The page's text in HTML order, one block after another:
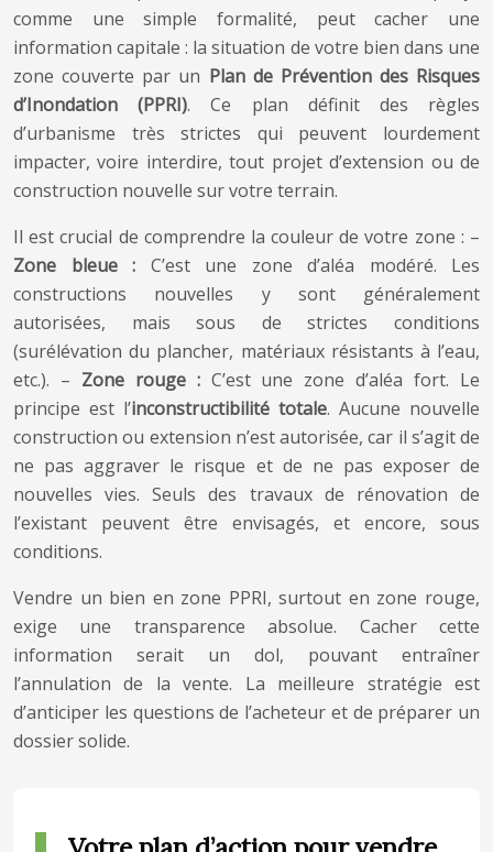
comme une simple formalité, peut cacher une
information capitale : la situation de votre bien dans une
zone couverte par un Plan de Prévention des Risques
d’Inondation (PPRI). Ce plan définit des règles
d’urbanisme très strictes qui peuvent lourdement
impacter, voire interdire, tout projet d’extension ou de
construction nouvelle sur votre terrain.
Il est crucial de comprendre la couleur de votre zone : –
Zone bleue : C’est une zone d’aléa modéré. Les
constructions nouvelles y sont généralement
autorisées, mais sous de strictes conditions
(surélévation du plancher, matériaux résistants à l’eau,
etc.). – Zone rouge :C’est une zone d’aléa fort. Le
principe est l’inconstructibilité totale. Aucune nouvelle
construction ou extension n’est autorisée, car il s’agit de
ne pas aggraver le risque et de ne pas exposer de
nouvelles vies. Seuls des travaux de rénovation de
l’existant peuvent être envisagés, et encore, sous
conditions.
Vendre un bien en zone PPRI, surtout en zone rouge,
exige une transparence absolue. Cacher cette
information serait un dol, pouvant entraîner
l’annulation de la vente. La meilleure stratégie est
d’anticiper les questions de l’acheteur et de préparer un
dossier solide.